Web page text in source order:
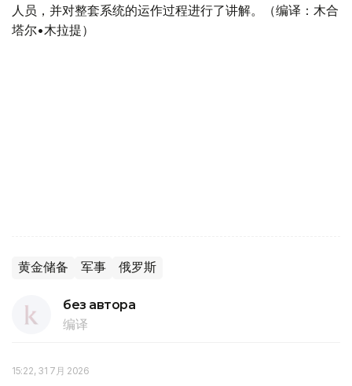
人员，并对整套系统的运作过程进行了讲解。（编译：木合
塔尔•木拉提）
黄金储备 军事 俄罗斯
без автора
编译
15:22, 31 7月 2026